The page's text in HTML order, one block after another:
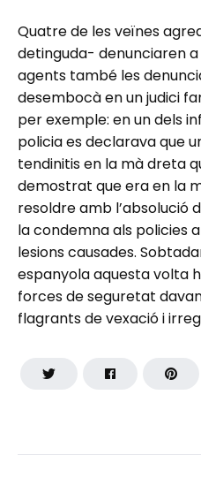
Quatre de les veïnes
detinguda- denunciaren
agents també les
desembocà en un judici
per exemple: en un dels
policia es declarava que
tendinitis en la mà dreta
demostrat que era en la
resoldre amb l’absolució
la condemna als policies
lesions causades.
espanyola aquesta volta
forces de seguretat
flagrants de vexació i